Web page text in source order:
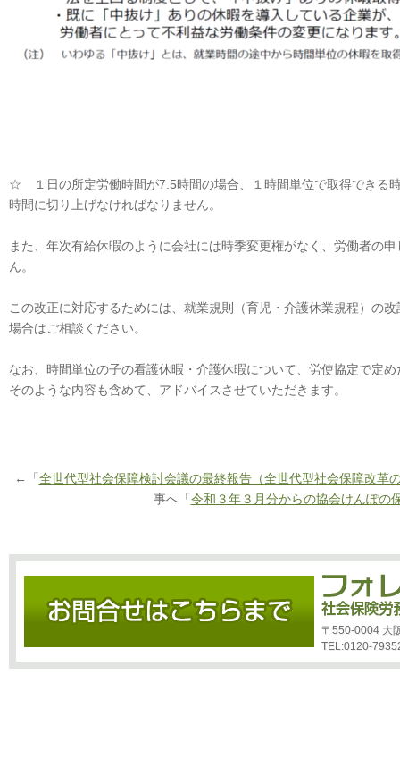
☆ １日の所定労働時間が7.5時間の場合、１時間単位で取得できる
時間に切り上げなければなりません。
また、年次有給休暇のように会社には時季変更権がなく、労働者の
ん。
この改正に対応するためには、就業規則（育児・介護休業規程）の
場合はご相談ください。
なお、時間単位の子の看護休暇・介護休暇について、労使協定で定
そのような内容も含めて、アドバイスさせていただきます。
←「 全世代型社会保障検討会議の最終報告（全世代型社会保障改革
事へ「 令和３年３月分からの協会けんぽの
〒550-0004 大
TEL:0120-